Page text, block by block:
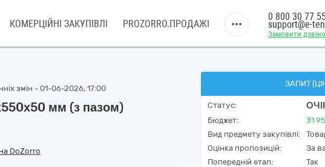
КОМЕРЦІЙНІ ЗАКУПІВЛІ PROZORRO.ПРОДАЖІ
Замовити
0 800 30 77
support@e-
змін - 01-06-2026, 17:00
мм (з пазом)
на DoZorro
ЗАПИТ
Статус:
Бюджет: 31
Вид предмету закупівлі:
Оцінка пропозицій:
За
Попередній етап:
Так